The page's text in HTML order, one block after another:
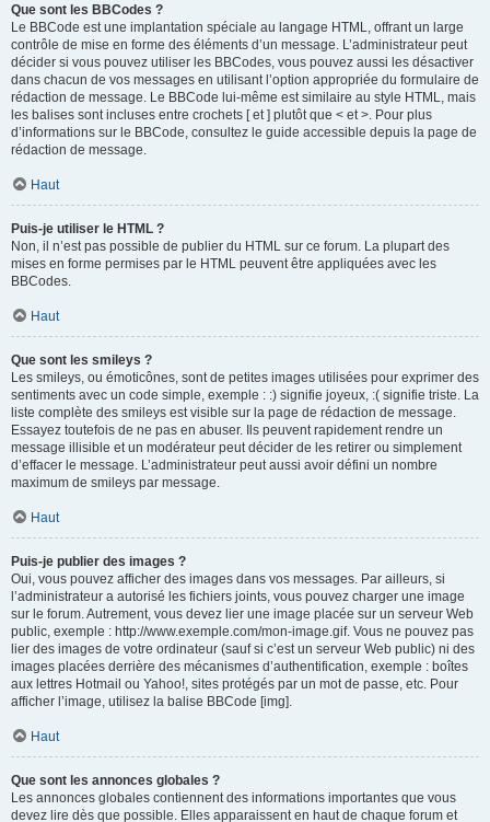
Que sont les BBCodes ?
Le BBCode est une implantation spéciale au langage HTML, offrant un large
contrôle de mise en forme des éléments d’un message. L’administrateur peut
décider si vous pouvez utiliser les BBCodes, vous pouvez aussi les désactiver
dans chacun de vos messages en utilisant l’option appropriée du formulaire de
rédaction de message. Le BBCode lui-même est similaire au style HTML, mais
les balises sont incluses entre crochets [ et ] plutôt que < et >. Pour plus
d’informations sur le BBCode, consultez le guide accessible depuis la page de
rédaction de message.
Haut
Puis-je utiliser le HTML ?
Non, il n’est pas possible de publier du HTML sur ce forum. La plupart des
mises en forme permises par le HTML peuvent être appliquées avec les
BBCodes.
Haut
Que sont les smileys ?
Les smileys, ou émoticônes, sont de petites images utilisées pour exprimer des
sentiments avec un code simple, exemple : :) signifie joyeux, :( signifie triste. La
liste complète des smileys est visible sur la page de rédaction de message.
Essayez toutefois de ne pas en abuser. Ils peuvent rapidement rendre un
message illisible et un modérateur peut décider de les retirer ou simplement
d’effacer le message. L’administrateur peut aussi avoir défini un nombre
maximum de smileys par message.
Haut
Puis-je publier des images ?
Oui, vous pouvez afficher des images dans vos messages. Par ailleurs, si
l’administrateur a autorisé les fichiers joints, vous pouvez charger une image
sur le forum. Autrement, vous devez lier une image placée sur un serveur Web
public, exemple : http://www.exemple.com/mon-image.gif. Vous ne pouvez pas
lier des images de votre ordinateur (sauf si c’est un serveur Web public) ni des
images placées derrière des mécanismes d’authentification, exemple : boîtes
aux lettres Hotmail ou Yahoo!, sites protégés par un mot de passe, etc. Pour
afficher l’image, utilisez la balise BBCode [img].
Haut
Que sont les annonces globales ?
Les annonces globales contiennent des informations importantes que vous
devez lire dès que possible. Elles apparaissent en haut de chaque forum et